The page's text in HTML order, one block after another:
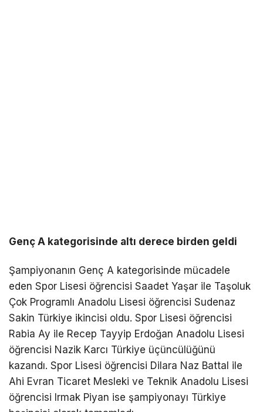
Genç A kategorisinde altı derece birden geldi
Şampiyonanın Genç A kategorisinde mücadele
eden Spor Lisesi öğrencisi Saadet Yaşar ile Taşoluk
Çok Programlı Anadolu Lisesi öğrencisi Sudenaz
Sakin Türkiye ikincisi oldu. Spor Lisesi öğrencisi
Rabia Ay ile Recep Tayyip Erdoğan Anadolu Lisesi
öğrencisi Nazik Karcı Türkiye üçüncülüğünü
kazandı. Spor Lisesi öğrencisi Dilara Naz Battal ile
Ahi Evran Ticaret Mesleki ve Teknik Anadolu Lisesi
öğrencisi Irmak Piyan ise şampiyonayı Türkiye